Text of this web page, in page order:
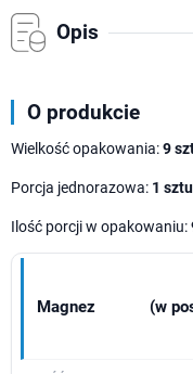
Opis
O produkcie
Wielkość opakowania:9
Porcja jednorazowa: 1
Ilość porcji w opakowaniu:
Magnez
(w